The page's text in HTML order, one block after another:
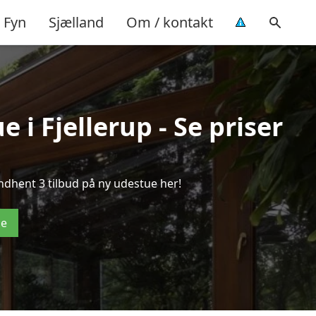
Fyn Sjælland Om / kontakt
i Fjellerup - Se priser
3 tilbud på ny udestue her!